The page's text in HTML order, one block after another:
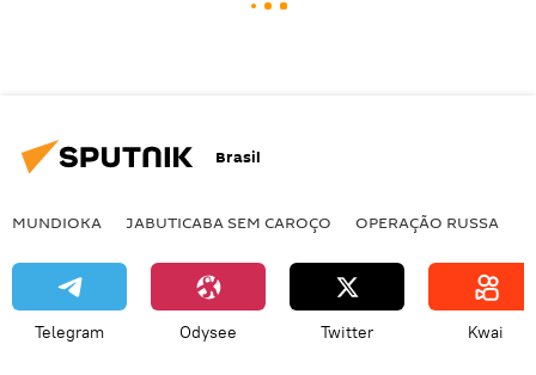
Brasil
MUNDIOKA JABUTICABA SEM CAROÇO OPERAÇÃO RUSSA
Telegram Odysee Twitter Kwai